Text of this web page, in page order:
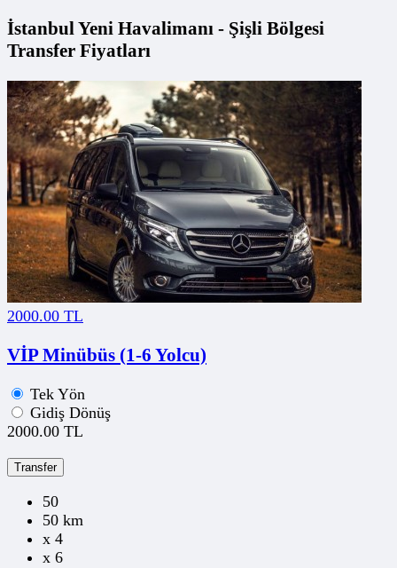
İstanbul Yeni Havalimanı - Şişli Bölgesi
Transfer Fiyatları
2000.00 TL
VİP Minübüs (1-6 Yolcu)
Tek Yön
Gidiş Dönüş
2000.00 TL
Transfer
50
50 km
x 4
x 6